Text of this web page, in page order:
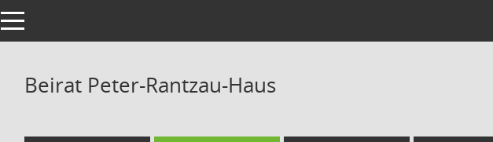
Toggle navigation
Beirat Peter-Rantzau-Haus